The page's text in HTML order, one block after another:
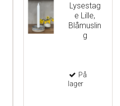
Lysestag
e Lille,
Blåmuslin
g
På
lager